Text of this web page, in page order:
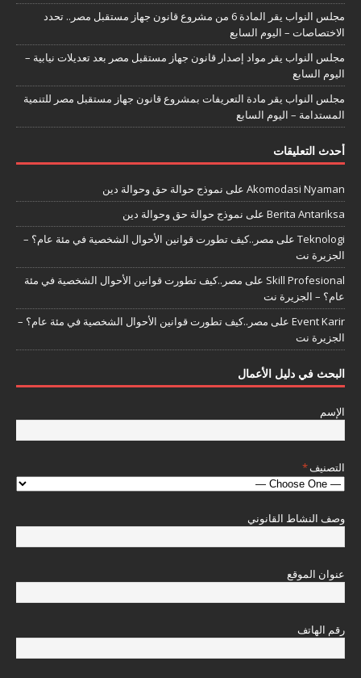
مجلس النواب يقر المادة 6 من مشروع قانون جهاز مستقبل مصر.. تحدد
الاختصاصات – اليوم السابع
مجلس النواب يقر مواد إصدار قانون جهاز مستقبل مصر بعد تعديلات نيابية –
اليوم السابع
مجلس النواب يقر مادة التعريفات بمشروع قانون جهاز مستقبل مصر للتنمية
المستدامة – اليوم السابع
أحدث التعليقات
Akomodasi Nyaman على نموذج حوالة حق وحوالة دين
Berita Antariksa على نموذج حوالة حق وحوالة دين
Teknologi على مصر..كيف تطورت قوانين الأحوال الشخصية في مئة عام؟ –
الجزيرة نت
Skill Profesional على مصر..كيف تطورت قوانين الأحوال الشخصية في مئة
عام؟ – الجزيرة نت
Event Karir على مصر..كيف تطورت قوانين الأحوال الشخصية في مئة عام؟ –
الجزيرة نت
البحث في دليل الأعمال
الإسم
التصنيف*
وصف النشاط القانوني
عنوان الموقع
رقم الهاتف